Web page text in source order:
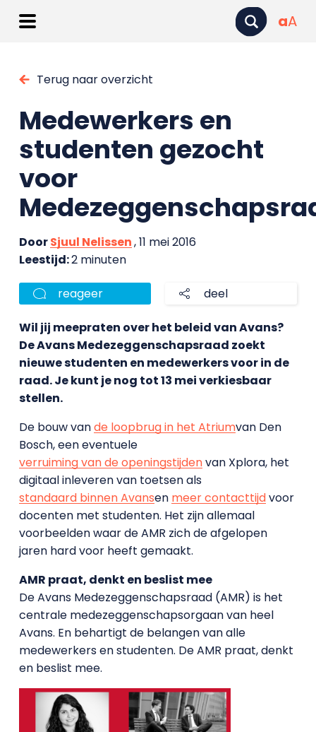
aA
Terug naar overzicht
Medewerkers en
studenten gezocht
voor
DoorSjuul Nelissen, 11 mei 2016
Leestijd:2 minuten
reageer deel
Wil jij meepraten over het beleid van Avans?
De Avans Medezeggenschapsraad zoekt
nieuwe studenten en medewerkers voor in de
raad. Je kunt je nog tot 13 mei verkiesbaar
stellen.
De bouw vande loopbrug in het Atriumvan Den
Bosch, een eventuele
verruiming van de openingstijdenvan Xplora, het
digitaal inleveren van toetsen als
standaard binnen Avansen meer contacttijdvoor
docenten met studenten. Het zijn allemaal
voorbeelden waar de AMR zich de afgelopen
jaren hard voor heeft gemaakt.
AMR praat, denkt en beslist mee
De Avans Medezeggenschapsraad (AMR) is het
centrale medezeggenschapsorgaan van heel
Avans. En behartigt de belangen van alle
medewerkers en studenten. De AMR praat, denkt
en beslist mee.